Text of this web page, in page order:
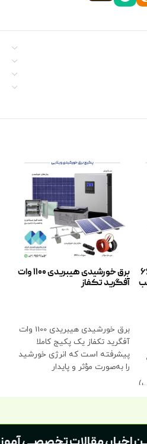
6600
نصب
(1 اسب)
برق خورشیدی هیبریدی 1100 وات
آفگرید تکفاز
برق خورشیدی هیبریدی 1100 وات
آفگرید تکفاز یک پکیج کاملا
پیشرفته است که انرژی خورشید
را به‌صورت مؤثر و پایدار